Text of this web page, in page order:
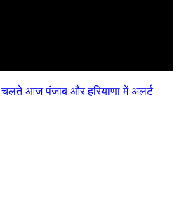
आज पंजाब और हरियाणा में अलर्ट